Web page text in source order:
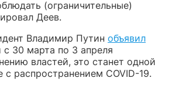
(ограничительные)
Деев.
Владимир Путин объявил
30 марта по 3 апреля
властей, это станет одной
с распространением COVID-19.